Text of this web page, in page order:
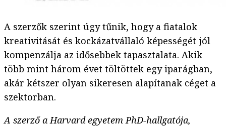
A szerzők szerint úgy tűnik, hogy a fiatalok
kreativitását és kockázatvállaló képességét jól
kompenzálja az idősebbek tapasztalata. Akik
több mint három évet töltöttek egy iparágban,
akár kétszer olyan sikeresen alapítanak céget a
szektorban.
A szerző a Harvard egyetem PhD-hallgatója,